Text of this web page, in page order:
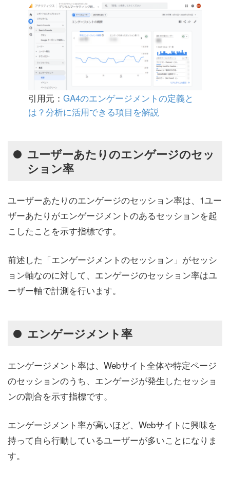
引用元： GA4のエンゲージメントの定義と
は？分析に活用できる項目を解説
ユーザーあたりのエンゲージのセッ
ション率
ユーザーあたりのエンゲージのセッション率は、1ユー
ザーあたりがエンゲージメントのあるセッションを起
こしたことを示す指標です。
前述した「エンゲージメントのセッション」がセッシ
ョン軸なのに対して、エンゲージのセッション率はユ
ーザー軸で計測を行います。
エンゲージメント率
エンゲージメント率は、Webサイト全体や特定ページ
のセッションのうち、エンゲージが発生したセッショ
ンの割合を示す指標です。
エンゲージメント率が高いほど、Webサイトに興味を
持って自ら行動しているユーザーが多いことになりま
す。